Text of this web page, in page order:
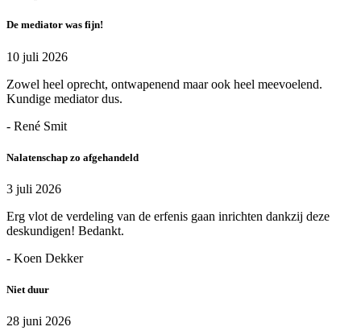
De mediator was fijn!
10 juli 2026
Zowel heel oprecht, ontwapenend maar ook heel meevoelend.
Kundige mediator dus.
- René Smit
Nalatenschap zo afgehandeld
3 juli 2026
Erg vlot de verdeling van de erfenis gaan inrichten dankzij deze
deskundigen! Bedankt.
- Koen Dekker
Niet duur
28 juni 2026